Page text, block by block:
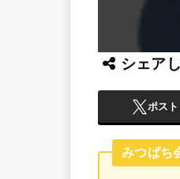
シェア
ポスト
みつばち